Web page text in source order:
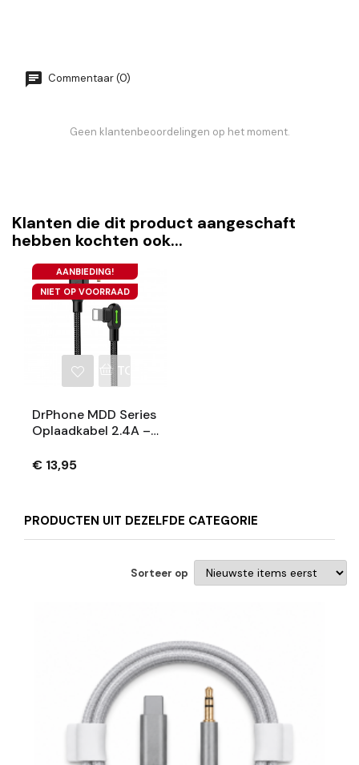
Commentaar (0)
Geen klantenbeoordelingen op het moment.
Klanten die dit product aangeschaft
hebben kochten ook...
AANBIEDING!
NIET OP VOORRAAD
TOEVOEGEN AAN WINKELWAGEN
DrPhone MDD Series
Oplaadkabel 2.4A –
Graden Nylon Kabel
€ 13,95
PRODUCTEN UIT DEZELFDE CATEGORIE
Sorteer op